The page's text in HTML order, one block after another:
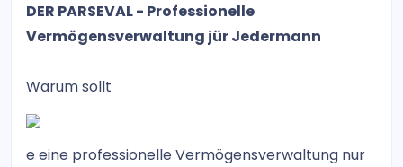
DER PARSEVAL - Professionelle
Vermögensverwaltung jür Jedermann
Warum sollt
e eine professionelle Vermögensverwaltung nur